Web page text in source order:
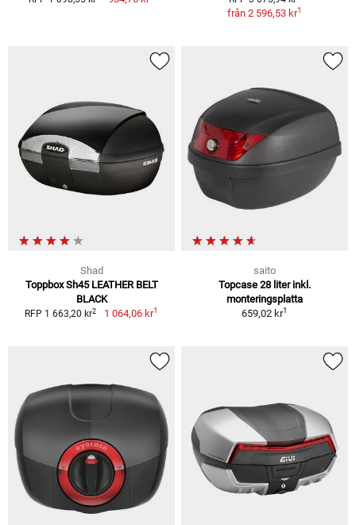
från 2 596,53 kr1
Shad
Toppbox Sh45 LEATHER BELT
BLACK
RFP 1 663,20 kr2 1 064,06 kr1
saito
Topcase 28 liter inkl.
monteringsplatta
659,02 kr1